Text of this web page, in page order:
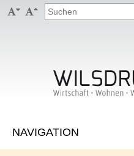
 